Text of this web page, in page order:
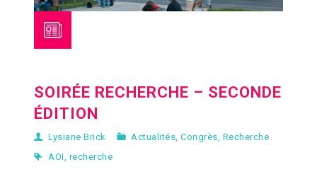
SOIRÉE RECHERCHE – SECONDE
ÉDITION
Lysiane Brick Actualités,Congrès, Recherche
AOI, recherche